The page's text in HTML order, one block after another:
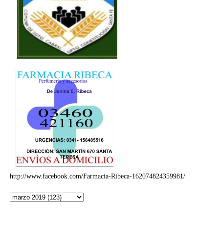
http://www.facebook.com/Farmacia-Ribeca-162074824359981/